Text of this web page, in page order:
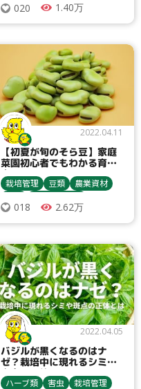
収穫・貯蔵
病気
じゃがいも
アブラムシ類
追肥
マルチ
020 1.40万
2022.04.11
【初夏が旬のそら豆】家庭
菜園初心者でもわかる育て
方
栽培管理 豆類
農業資材
収穫・貯蔵
病気
寒冷紗
アブラムシ類 追肥
018 2.62万
2022.04.05
バジルが黒くなるのはナ
ゼ？栽培中に現れるシミや
斑点の正体とは？
ハーブ類 害虫
栽培管理